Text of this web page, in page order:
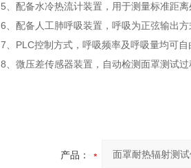
5 、配备水冷热流计装置，用于测量标准距
6 、配备人工肺呼吸装置，呼吸为正弦输出
7
PLC控制方式，呼吸频率及呼吸量均可自
8 、微压差传感器装置，自动检测面罩测试过
产品：